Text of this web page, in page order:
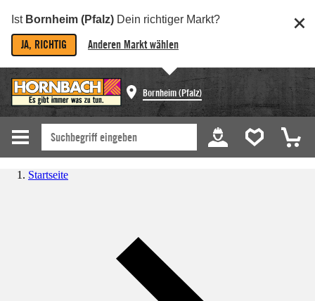
Ist Bornheim (Pfalz) Dein richtiger Markt?
JA, RICHTIG Anderen Markt wählen
Bornheim (Pfalz)
Startseite